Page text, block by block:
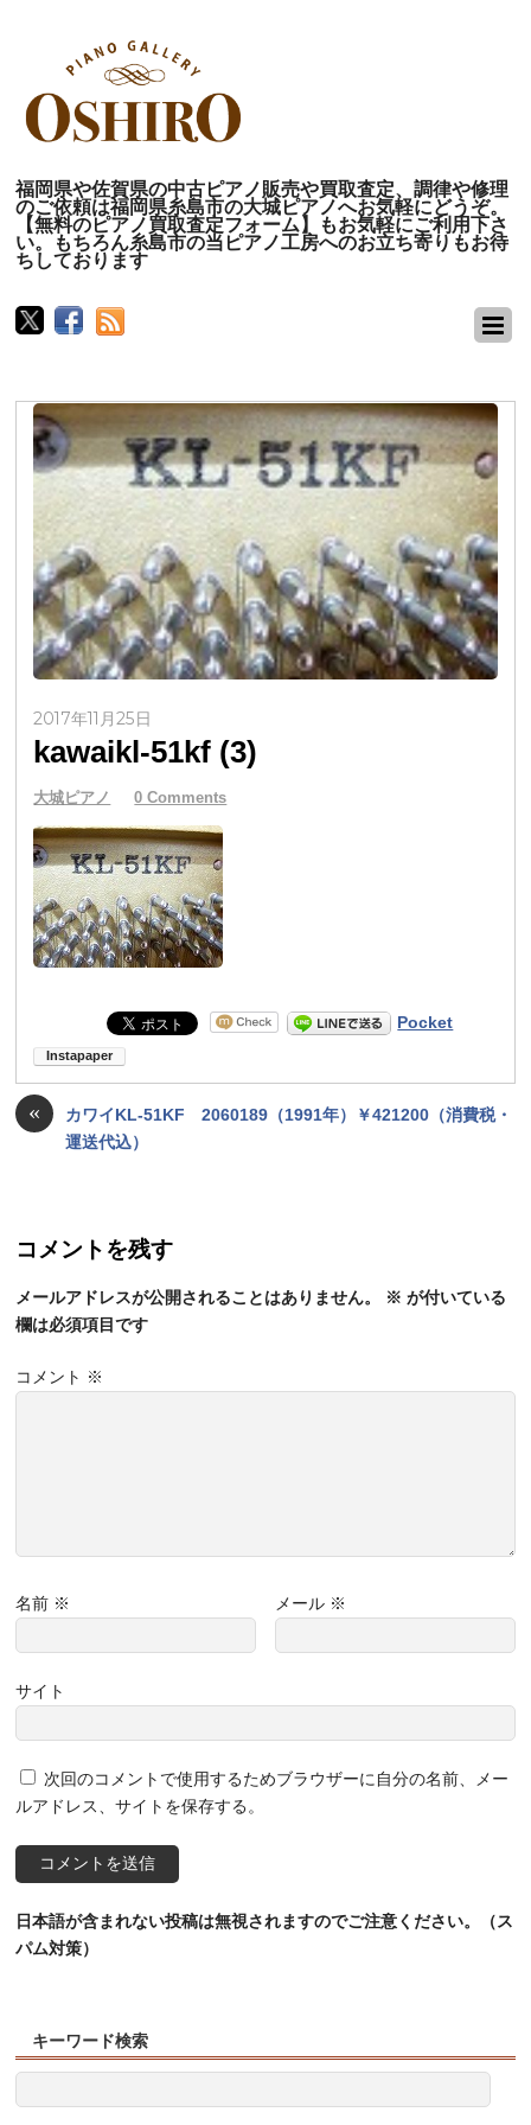
福岡県や佐賀県の中古ピアノ販売や買取査定、調律や修理
のご依頼は福岡県糸島市の大城ピアノへお気軽にどうぞ。
【無料のピアノ買取査定フォーム】もお気軽にご利用下さ
い。もちろん糸島市の当ピアノ工房へのお立ち寄りもお待
ちしております
2017年11月25日
kawaikl-51kf (3)
大城ピアノ 0 Comments
Pocket
«
カワイKL-51KF 2060189（1991年）￥421200（消費税・
運送代込）
コメントを残す
メールアドレスが公開されることはありません。 ※ が付いている
欄は必須項目です
コメント ※
名前 ※ メール ※
サイト
次回のコメントで使用するためブラウザーに自分の名前、メー
ルアドレス、サイトを保存する。
日本語が含まれない投稿は無視されますのでご注意ください。（ス
パム対策）
キーワード検索